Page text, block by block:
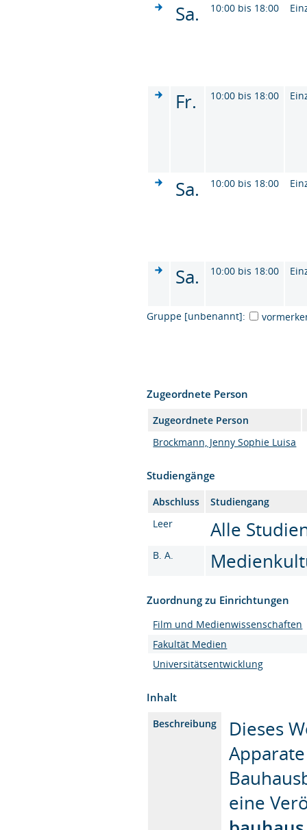
Sa. 10:00 bis 18:00
Fr. 10:00 bis 18:00
Sa. 10:00 bis 18:00
Sa. 10:00 bis 18:00
Gruppe [unbenannt]:
Zugeordnete Person
Zugeordnete Person
Brockmann, Jenny Sophie Luisa
Studiengänge
Abschluss
Studiengang
Leer
Alle
B. A.
Zuordnung zu Einrichtungen
Film und Medienwissenschaften
Fakultät Medien
Universitätsentwicklung
Inhalt
Beschreibung
Dieses
eine